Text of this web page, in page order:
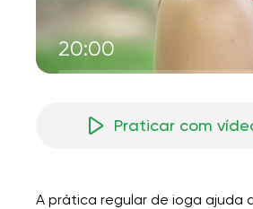
20:00
Praticar com
A prática regular de ioga ajuda